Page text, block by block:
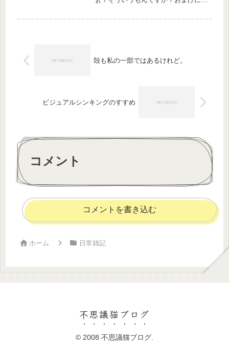
殻も私の一部ではあるけれど。
ビジュアルシンキングのすすめ
コメント
コメントを書き込む
ホーム 日常雑記
不思議猫ブログ
© 2008 不思議猫ブログ.